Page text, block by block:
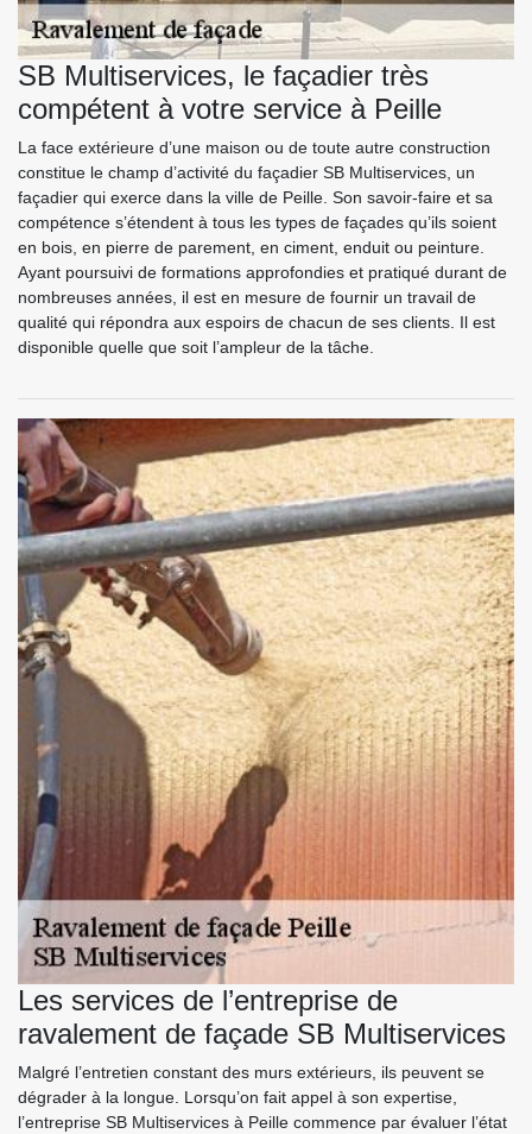
SB Multiservices, le façadier très
compétent à votre service à Peille
La face extérieure d’une maison ou de toute autre construction
constitue le champ d’activité du façadier SB Multiservices, un
façadier qui exerce dans la ville de Peille. Son savoir-faire et sa
compétence s’étendent à tous les types de façades qu’ils soient
en bois, en pierre de parement, en ciment, enduit ou peinture.
Ayant poursuivi de formations approfondies et pratiqué durant de
nombreuses années, il est en mesure de fournir un travail de
qualité qui répondra aux espoirs de chacun de ses clients. Il est
disponible quelle que soit l’ampleur de la tâche.
Les services de l’entreprise de
ravalement de façade SB Multiservices
Malgré l’entretien constant des murs extérieurs, ils peuvent se
dégrader à la longue. Lorsqu’on fait appel à son expertise,
l’entreprise SB Multiservices à Peille commence par évaluer l’état